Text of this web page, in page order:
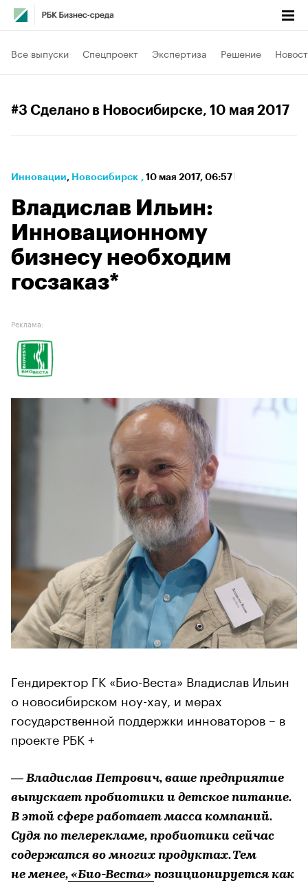
Все выпуски Спецпроект Экспертиза Решение
#3 Сделано в Новосибирске, 10 мая 2017
Инновации⁠, Новосибирск , 10 мая 2017, 06:57
Владислав Ильин:
Инновационному
бизнесу необходим
госзаказ*
Реклама:
Гендиректор ГК «Био-Веста» Владислав Ильин
о новосибирском ноу-хау, и мерах
государственной поддержки инноваторов – в
проекте РБК +
— Владислав Петрович, ваше предприятие
выпускает пробиотики и детское питание.
В этой сфере работает масса компаний.
Судя по телерекламе, пробиотики сейчас
содержатся во многих продуктах. Тем
не менее, «Био-Веста» позиционируется как